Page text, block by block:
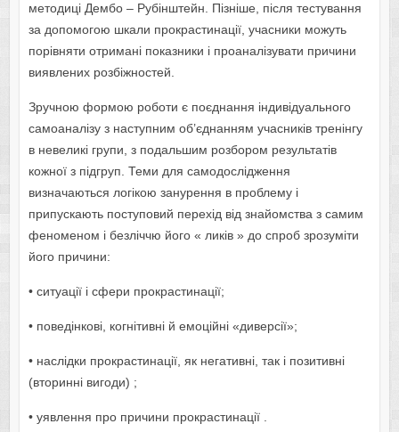
методиці Дембо – Рубінштейн. Пізніше, після тестування
за допомогою шкали прокрастинації, учасники можуть
порівняти отримані показники і проаналізувати причини
виявлених розбіжностей.
Зручною формою роботи є поєднання індивідуального
самоаналізу з наступним об’єднанням учасників тренінгу
в невеликі групи, з подальшим розбором результатів
кожної з підгруп. Теми для самодослідження
визначаються логікою занурення в проблему і
припускають поступовий перехід від знайомства з самим
феноменом і безліччю його « ликів » до спроб зрозуміти
його причини:
• ситуації і сфери прокрастинації;
• поведінкові, когнітивні й емоційні «диверсії»;
• наслідки прокрастинації, як негативні, так і позитивні
(вторинні вигоди) ;
• уявлення про причини прокрастинації .